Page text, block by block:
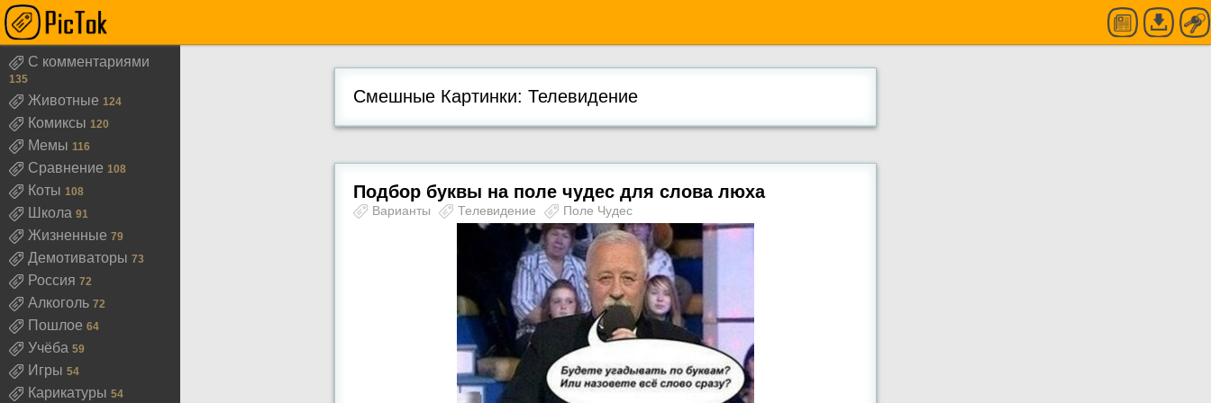
С комментариями
135
Животные 124
Комиксы 120
Мемы 116
Сравнение 108
Коты 108
Школа 91
Жизненные 79
Демотиваторы 73
Россия 72
Алкоголь 72
Пошлое 64
Учёба 59
Игры 54
Карикатуры 54
Смешные Картинки: Телевидение
Подбор буквы на поле чудес для слова люха
Варианты Телевидение Поле Чудес